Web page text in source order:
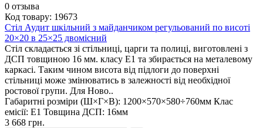
0 отзыва
Код товару: 19673
Стіл Аудит шкільний з майданчиком регульований по висоті
20×20 в 25×25 двомісний
Стіл складається зі стільниці, царги та полиці, виготовлені з
ДСП товщиною 16 мм. класу Е1 та збирається на металевому
каркасі. Таким чином висота від підлоги до поверхні
стільниці може змінюватись в залежності від необхідної
ростової групи. Для Ново..
Габаритні розміри (Ш×Г×В): 1200×570×580÷760мм Клас
емісії: Е1 Товщина ДСП: 16мм
3 668 грн.